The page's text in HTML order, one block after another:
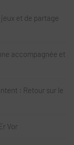
et de partage
accompagnée et
: Retour sur le
Vor